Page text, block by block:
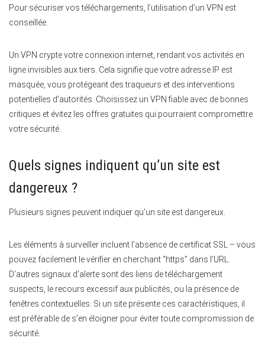
Pour sécuriser vos téléchargements, l’utilisation d’un VPN est
conseillée.
Un VPN crypte votre connexion internet, rendant vos activités en
ligne invisibles aux tiers. Cela signifie que votre adresse IP est
masquée, vous protégeant des traqueurs et des interventions
potentielles d’autorités. Choisissez un VPN fiable avec de bonnes
critiques et évitez les offres gratuites qui pourraient compromettre
votre sécurité.
Quels signes indiquent qu’un site est
dangereux ?
Plusieurs signes peuvent indiquer qu’un site est dangereux.
Les éléments à surveiller incluent l’absence de certificat SSL – vous
pouvez facilement le vérifier en cherchant “https” dans l’URL.
D’autres signaux d’alerte sont des liens de téléchargement
suspects, le recours excessif aux publicités, ou la présence de
fenêtres contextuelles. Si un site présente ces caractéristiques, il
est préférable de s’en éloigner pour éviter toute compromission de
sécurité.